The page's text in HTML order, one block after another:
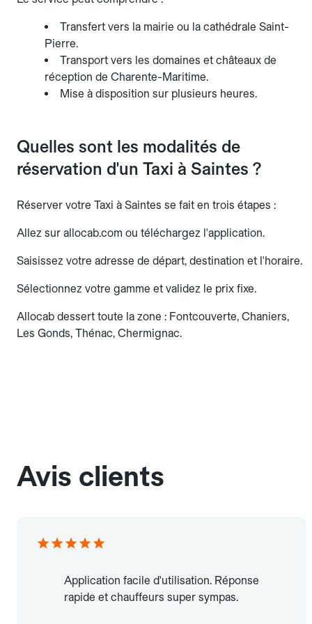
Transfert vers la mairie ou la cathédrale Saint-
Pierre.
Transport vers les domaines et châteaux de
réception de Charente-Maritime.
Mise à disposition sur plusieurs heures.
Quelles sont les modalités de
réservation d'un Taxi à Saintes ?
Réserver votre Taxi à Saintes se fait en trois étapes :
Allez sur allocab.com ou téléchargez l'application.
Saisissez votre adresse de départ, destination et l'horaire.
Sélectionnez votre gamme et validez le prix fixe.
Allocab dessert toute la zone : Fontcouverte, Chaniers,
Les Gonds, Thénac, Chermignac.
Avis clients
Application facile d'utilisation. Réponse
rapide et chauffeurs super sympas.